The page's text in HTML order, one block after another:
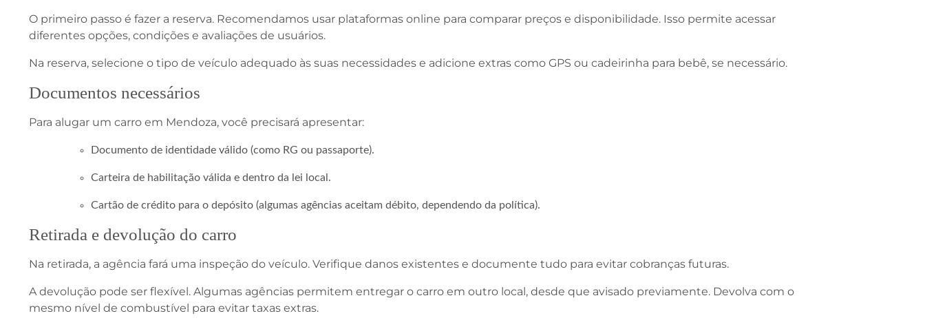
O primeiro passo é fazer a reserva. Recomendamos usar plataformas online para comparar preços e disponibilidade. Isso permite acessar
diferentes opções, condições e avaliações de usuários.
Na reserva, selecione o tipo de veículo adequado às suas necessidades e adicione extras como GPS ou cadeirinha para bebê, se necessário.
Documentos necessários
Para alugar um carro em Mendoza, você precisará apresentar:
Documento de identidade válido (como RG ou passaporte).
Carteira de habilitação válida e dentro da lei local.
Cartão de crédito para o depósito (algumas agências aceitam débito, dependendo da política).
Retirada e devolução do carro
Na retirada, a agência fará uma inspeção do veículo. Verifique danos existentes e documente tudo para evitar cobranças futuras.
A devolução pode ser flexível. Algumas agências permitem entregar o carro em outro local, desde que avisado previamente. Devolva com o
mesmo nível de combustível para evitar taxas extras.